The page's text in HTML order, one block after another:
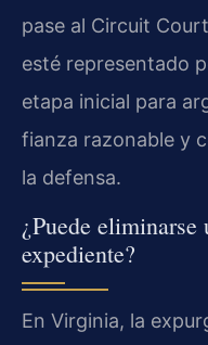
pase al Circuit
esté representado
etapa inicial para
fianza razonable y
la defensa.
¿Puede
expediente?
En Virginia, la